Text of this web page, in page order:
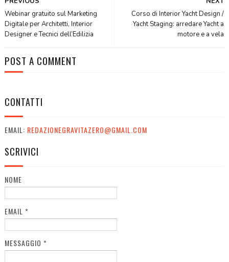
Corso di Interior Yacht Design /
Yacht Staging: arredare Yacht a
motore e a vela
Webinar gratuito sul Marketing
Digitale per Architetti, Interior
Designer e Tecnici dell’Edilizia
POST A COMMENT
CONTATTI
EMAIL: REDAZIONEGRAVITAZERO@GMAIL.COM
SCRIVICI
NOME
EMAIL *
MESSAGGIO *